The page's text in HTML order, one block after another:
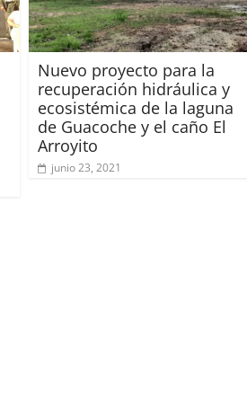
Nuevo proyecto para la
recuperación hidráulica y
ecosistémica de la laguna
de Guacoche y el caño El
Arroyito
junio 23, 2021